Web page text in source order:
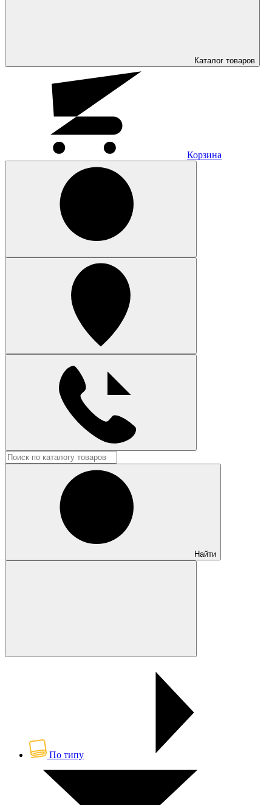
Каталог товаров
Корзина
Найти
По типу